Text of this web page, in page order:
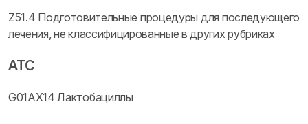
Z51.4 Подготовительные процедуры для последующего
лечения, не классифицированные в других рубриках
ATC
G01AX14 Лактобациллы